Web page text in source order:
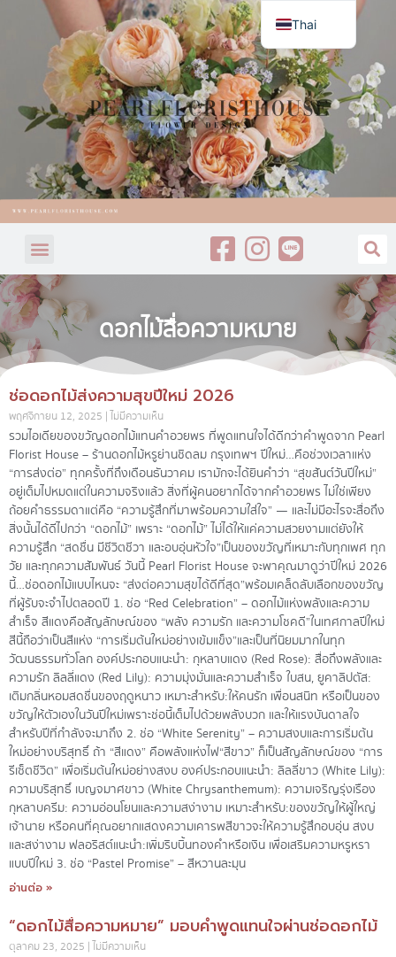
ดอกไม้สื่อความหมาย
ช่อดอกไม้ส่งความสุขปีใหม่ 2026
พฤศจิกายน 12, 2025 ไม่มีความเห็น
รวมไอเดียของขวัญดอกไม้แทนคำอวยพร ที่พูดแทนใจได้ดีกว่าคำพูดจาก Pearl
Florist House – ร้านดอกไม้หรูย่านชิดลม กรุงเทพฯ ปีใหม่…คือช่วงเวลาแห่ง
“การส่งต่อ” ทุกครั้งที่ถึงเดือนธันวาคม เรามักจะได้ยินคำว่า “สุขสันต์วันปีใหม่”
อยู่เต็มไปหมดแต่ในความจริงแล้ว สิ่งที่ผู้คนอยากได้จากคำอวยพร ไม่ใช่เพียง
ถ้อยคำธรรมดาแต่คือ “ความรู้สึกที่มาพร้อมความใส่ใจ” — และไม่มีอะไรจะสื่อถึง
สิ่งนั้นได้ดีไปกว่า “ดอกไม้” เพราะ “ดอกไม้” ไม่ได้ให้แค่ความสวยงามแต่ยังให้
ความรู้สึก “สดชื่น มีชีวิตชีวา และอบอุ่นหัวใจ”เป็นของขวัญที่เหมาะกับทุกเพศ ทุก
วัย และทุกความสัมพันธ์ วันนี้ Pearl Florist House จะพาคุณมาดูว่าปีใหม่ 2026
นี้…ช่อดอกไม้แบบไหนจะ “ส่งต่อความสุขได้ดีที่สุด”พร้อมเคล็ดลับเลือกของขวัญ
ที่ผู้รับจะจำไปตลอดปี 1. ช่อ “Red Celebration” – ดอกไม้แห่งพลังและความ
สำเร็จ สีแดงคือสัญลักษณ์ของ “พลัง ความรัก และความโชคดี”ในเทศกาลปีใหม่
สีนี้ถือว่าเป็นสีแห่ง “การเริ่มต้นใหม่อย่างเข้มแข็ง”และเป็นที่นิยมมากในทุก
วัฒนธรรมทั่วโลก องค์ประกอบแนะนำ: กุหลาบแดง (Red Rose): สื่อถึงพลังและ
ความรัก ลิลลี่แดง (Red Lily): ความมุ่งมั่นและความสำเร็จ ใบสน, ยูคาลิปตัส:
เติมกลิ่นหอมสดชื่นของฤดูหนาว เหมาะสำหรับ:ให้คนรัก เพื่อนสนิท หรือเป็นของ
ขวัญให้ตัวเองในวันปีใหม่เพราะช่อนี้เต็มไปด้วยพลังบวก และให้แรงบันดาลใจ
สำหรับปีที่กำลังจะมาถึง 2. ช่อ “White Serenity” – ความสงบและการเริ่มต้น
ใหม่อย่างบริสุทธิ์ ถ้า “สีแดง” คือพลังแห่งไฟ“สีขาว” ก็เป็นสัญลักษณ์ของ “การ
รีเซ็ตชีวิต” เพื่อเริ่มต้นใหม่อย่างสงบ องค์ประกอบแนะนำ: ลิลลี่ขาว (White Lily):
ความบริสุทธิ์ เบญจมาศขาว (White Chrysanthemum): ความเจริญรุ่งเรือง
กุหลาบครีม: ความอ่อนโยนและความสง่างาม เหมาะสำหรับ:ของขวัญให้ผู้ใหญ่
เจ้านาย หรือคนที่คุณอยากแสดงความเคารพสีขาวจะให้ความรู้สึกอบอุ่น สงบ
และสง่างาม ฟลอริสต์แนะนำ:เพิ่มริบบิ้นทองคำหรือเงิน เพื่อเสริมความหรูหรา
แบบปีใหม่ 3. ช่อ “Pastel Promise” – สีหวานละมุน
อ่านต่อ »
“ดอกไม้สื่อความหมาย” มอบคำพูดแทนใจผ่านช่อดอกไม้
ตุลาคม 23, 2025 ไม่มีความเห็น
Thai
English